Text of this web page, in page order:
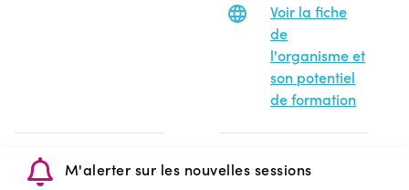
Voir la fiche
de
l'organisme et
son potentiel
de formation
M'alerter sur les nouvelles sessions